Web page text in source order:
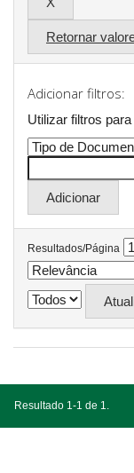
Retornar
Adicionar filtros:
Utilizar filtros
Resultados/Página
Resultado 1-1 de 1.